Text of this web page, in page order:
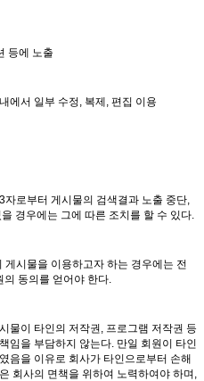
등에 노출
에서 일부 수정, 복제, 편집 이용
로부터 게시물의 검색결과 노출 중단,
경우에는 그에 따른 조치를 할 수 있다.
시물을 이용하고자 하는 경우에는 전
동의를 얻어야 한다.
물이 타인의 저작권, 프로그램 저작권 등
임을 부담하지 않는다. 만일 회원이 타인
음을 이유로 회사가 타인으로부터 손해
회사의 면책을 위하여 노력하여야 하며,